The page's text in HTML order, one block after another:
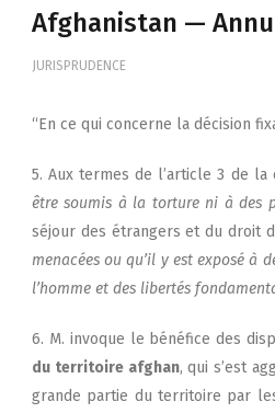
Afghanistan —
JURISPRUDENCE
“En ce qui concerne la déci­sion
5. Aux termes de l’article 3 de
être sou­mis à la tor­ture ni à des
séjour des étran­gers et du droit
mena­cées ou qu’il y est expo­sé à
l’homme et des liber­tés
6. M. invoque le béné­fice des
du ter­ri­toire afghan, qui s’est
grande par­tie du ter­ri­toire par